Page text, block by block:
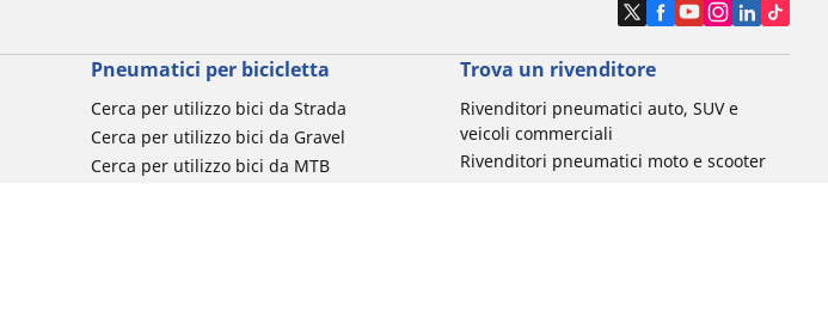
Pneumatici per bicicletta
Cerca per utilizzo bici da Strada
Cerca per utilizzo bici da Gravel
Cerca per utilizzo bici da MTB
Trova un rivenditore
Rivenditori pneumatici auto, SUV e
veicoli commerciali
Rivenditori pneumatici moto e scooter